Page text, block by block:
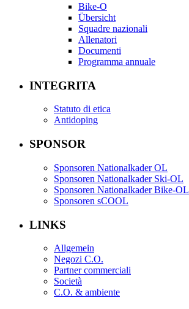
Bike-O
Übersicht
Squadre nazionali
Allenatori
Documenti
Programma annuale
INTEGRITA
Statuto di etica
Antidoping
SPONSOR
Sponsoren Nationalkader OL
Sponsoren Nationalkader Ski-OL
Sponsoren Nationalkader Bike-OL
Sponsoren sCOOL
LINKS
Allgemein
Negozi C.O.
Partner commerciali
Società
C.O. & ambiente